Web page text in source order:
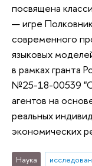
посвящена
— игре
современного
языковых
в рамках гранта
№25-18-00539
агентов на
реальных
экономических
Наука